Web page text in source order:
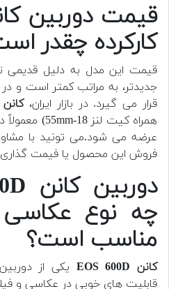
کارکرده چقدر
قیمت این مدل به دلیل
جدیدتر، به مراتب کمتر است و
قرار می گیرد. در بازار ایران،کانن EOS 600D
همراه کیت لنز 18-55mm) معمولاً در بازه
عرضه می شود.می تونید با
فروش این محصول یا فیمت گذاری
چه نوع عکاسی
مناسب است؟
کانن EOS 600D
یکی از
قابلیت های خوبی در عکاسی و